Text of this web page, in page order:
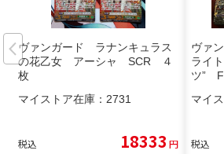
ヴァンガード ラナンキュラス
の花乙女 アーシャ SCR ４
枚
マイストア在庫： 2731
税込 18333 円
ヴァ
ライ
ツ”
マイ
税込